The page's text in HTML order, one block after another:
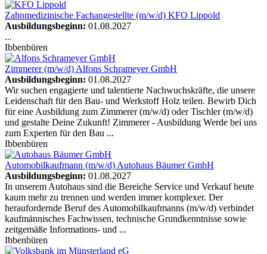
Zahnmedizinische Fachangestellte (m/w/d) KFO Lippold
Ausbildungsbeginn: 01.08.2027
...
Ibbenbüren
Zimmerer (m/w/d) Alfons Schrameyer GmbH
Ausbildungsbeginn: 01.08.2027
Wir suchen engagierte und talentierte Nachwuchskräfte, die unsere
Leidenschaft für den Bau- und Werkstoff Holz teilen. Bewirb Dich
für eine Ausbildung zum Zimmerer (m/w/d) oder Tischler (m/w/d)
und gestalte Deine Zukunft! Zimmerer - Ausbildung Werde bei uns
zum Experten für den Bau ...
Ibbenbüren
Automobilkaufmann (m/w/d) Autohaus Bäumer GmbH
Ausbildungsbeginn: 01.08.2027
In unserem Autohaus sind die Bereiche Service und Verkauf heute
kaum mehr zu trennen und werden immer komplexer. Der
heraufordernde Beruf des Automobilkaufmanns (m/w/d) verbindet
kaufmännisches Fachwissen, technische Grundkenntnisse sowie
zeitgemäße Informations- und ...
Ibbenbüren